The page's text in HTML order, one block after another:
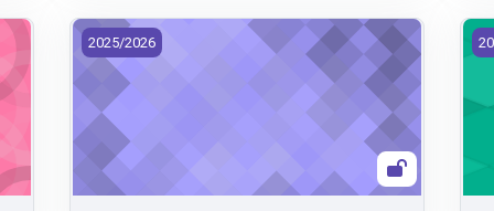
Literární proseminář NJ
2025/2026 Nj